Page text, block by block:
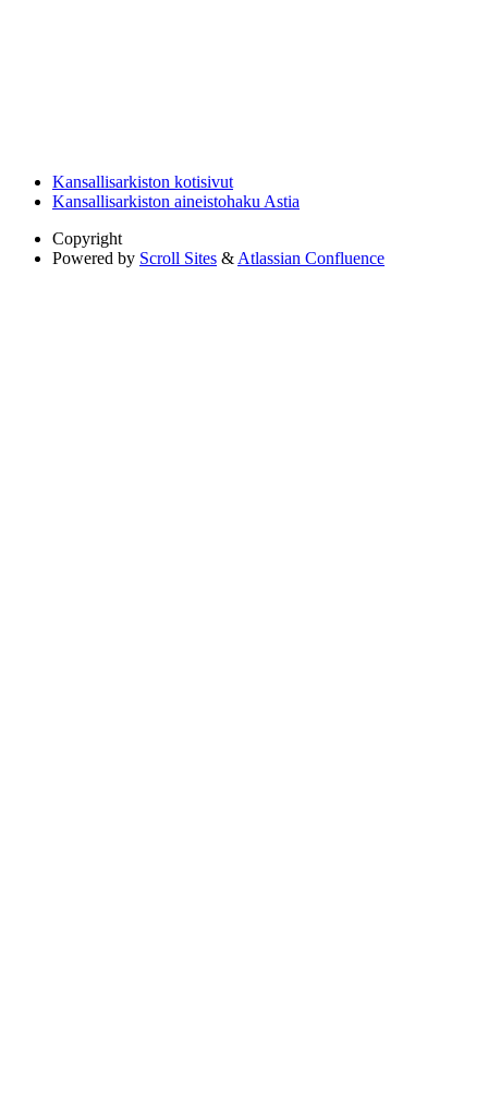
Kansallisarkiston kotisivut
Kansallisarkiston aineistohaku Astia
Copyright
Powered by Scroll Sites & Atlassian Confluence